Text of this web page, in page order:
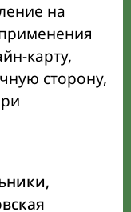
на
карту,
сторону,